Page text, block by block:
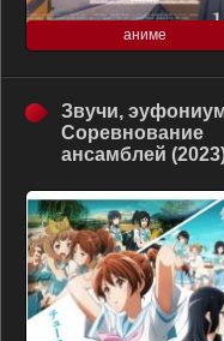
аниме
Звучи,
Соревнование
ансамблей